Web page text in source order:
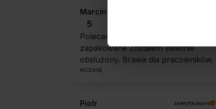
Marcin
5
Polecam szybko sprawnie dobrze
zapakowane Zostałem świetnie
obsłużony. Brawa dla pracowników.
wczoraj
Piotr zweryfikowano